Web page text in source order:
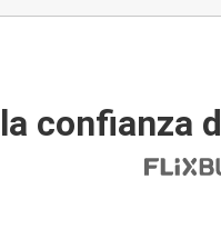
confianza